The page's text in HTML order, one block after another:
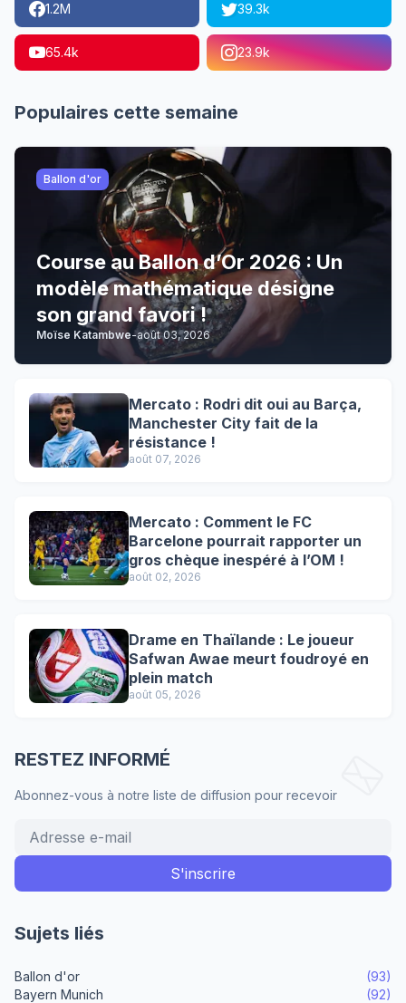
1.2M 39.3k
65.4k 23.9k
Populaires cette semaine
Ballon d'or
Course au Ballon d’Or 2026 : Un
modèle mathématique désigne
son grand favori !
Moïse Katambwe-août 03, 2026
Mercato : Rodri dit oui au Barça,
Manchester City fait de la
résistance !
août 07, 2026
Mercato : Comment le FC
Barcelone pourrait rapporter un
gros chèque inespéré à l’OM !
août 02, 2026
Drame en Thaïlande : Le joueur
Safwan Awae meurt foudroyé en
plein match
août 05, 2026
RESTEZ INFORMÉ
Abonnez-vous à notre liste de diffusion pour recevoir
Sujets liés
Ballon d'or
(93)
Bayern Munich
(92)